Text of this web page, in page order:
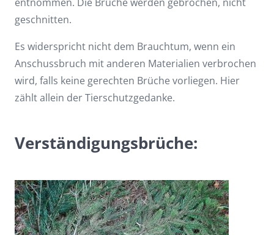
geschnitten.
Es widerspricht nicht dem Brauchtum, wenn ein
Anschussbruch mit anderen Materialien verbrochen
wird, falls keine gerechten Brüche vorliegen. Hier
zählt allein der Tierschutzgedanke.
Verständigungsbrüche: